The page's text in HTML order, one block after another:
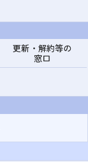
更新・解約等の
窓口